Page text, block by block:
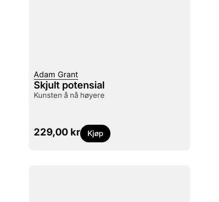
Adam Grant
Skjult potensial
kunsten å nå høyere
229,00 kr Kjøp